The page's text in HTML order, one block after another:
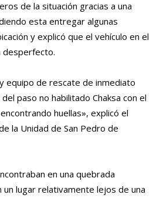
de la situación gracias a una
esta entregar algunas
y explicó que el vehículo en el
desperfecto.
equipo de rescate de inmediato
paso no habilitado Chaksa con el
huellas», explicó el
la Unidad de San Pedro de
en una quebrada
lugar relativamente lejos de una